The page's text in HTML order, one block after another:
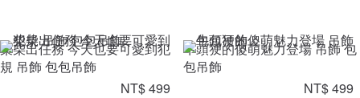
柴柴出任務 今天也要可愛到犯
規 吊飾 包包吊飾
NT$ 499
牛頭㹴的傻萌魅力登場 吊飾 包
包吊飾
NT$ 499